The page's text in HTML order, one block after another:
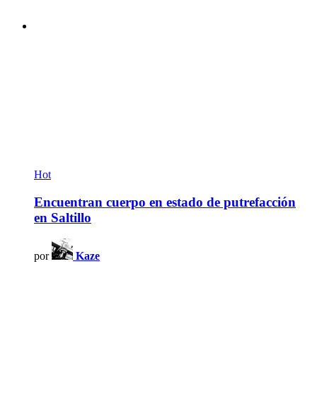
Hot
Encuentran cuerpo en estado de putrefacción
en Saltillo
por Kaze